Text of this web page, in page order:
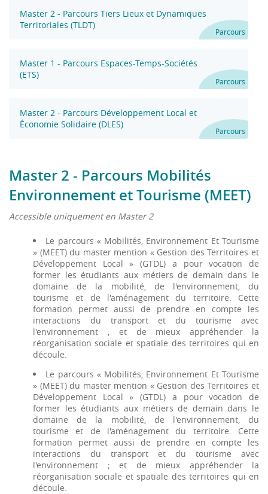
Master 2 - Parcours Tiers Lieux et Dynamiques
Territoriales (TLDT)
Parcours
Master 1 - Parcours Espaces-Temps-Sociétés
(ETS)
Parcours
Master 2 - Parcours Développement Local et
Économie Solidaire (DLES)
Parcours
Master 2 - Parcours Mobilités
Environnement et Tourisme (MEET)
Accessible uniquement en Master 2
Le parcours « Mobilités, Environnement Et Tourisme
» (MEET) du master mention « Gestion des Territoires et
Développement Local » (GTDL) a pour vocation de
former les étudiants aux métiers de demain dans le
domaine de la mobilité, de l'environnement, du
tourisme et de l'aménagement du territoire. Cette
formation permet aussi de prendre en compte les
interactions du transport et du tourisme avec
l'environnement ; et de mieux appréhender la
réorganisation sociale et spatiale des territoires qui en
découle.
Le parcours « Mobilités, Environnement Et Tourisme
» (MEET) du master mention « Gestion des Territoires et
Développement Local » (GTDL) a pour vocation de
former les étudiants aux métiers de demain dans le
domaine de la mobilité, de l'environnement, du
tourisme et de l'aménagement du territoire. Cette
formation permet aussi de prendre en compte les
interactions du transport et du tourisme avec
l'environnement ; et de mieux appréhender la
réorganisation sociale et spatiale des territoires qui en
découle.